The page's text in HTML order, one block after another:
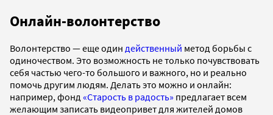
Онлайн-волонтерство
Волонтерство — еще один действенный метод борьбы с
одиночеством. Это возможность не только почувствовать
себя частью чего-то большого и важного, но и реально
помочь другим людям. Делать это можно и онлайн:
например, фонд«Старость в радость» предлагает всем
желающим записать видеопривет для жителей домов